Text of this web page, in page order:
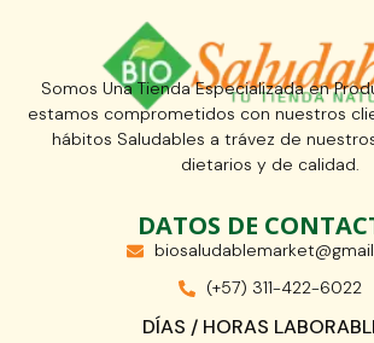
Somos Una Tienda Especializada en
estamos comprometidos con nuestros
hábitos Saludables a trávez de
dietarios y de calidad.
DATOS DE
(+57) 311-422-6022
DÍAS / HORAS